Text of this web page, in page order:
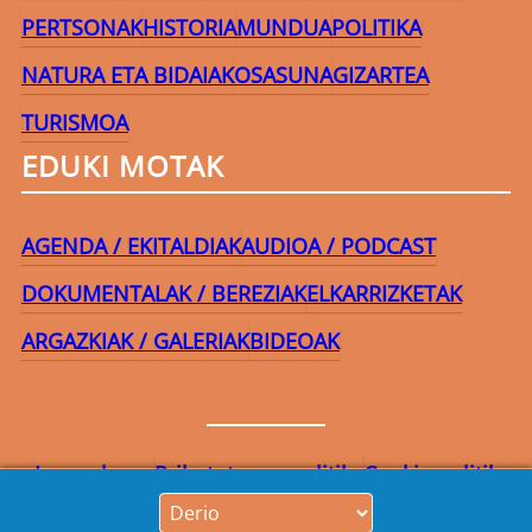
PERTSONAKHISTORIAMUNDUAPOLITIKA
NATURA ETA BIDAIAKOSASUNAGIZARTEA
TURISMOA
EDUKI MOTAK
AGENDA / EKITALDIAKAUDIOA / PODCAST
DOKUMENTALAK / BEREZIAKELKARRIZKETAK
ARGAZKIAK / GALERIAKBIDEOAK
Lege-oharraPribatutasun-politikaCookie politika